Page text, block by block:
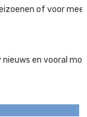
of voor
en vooral